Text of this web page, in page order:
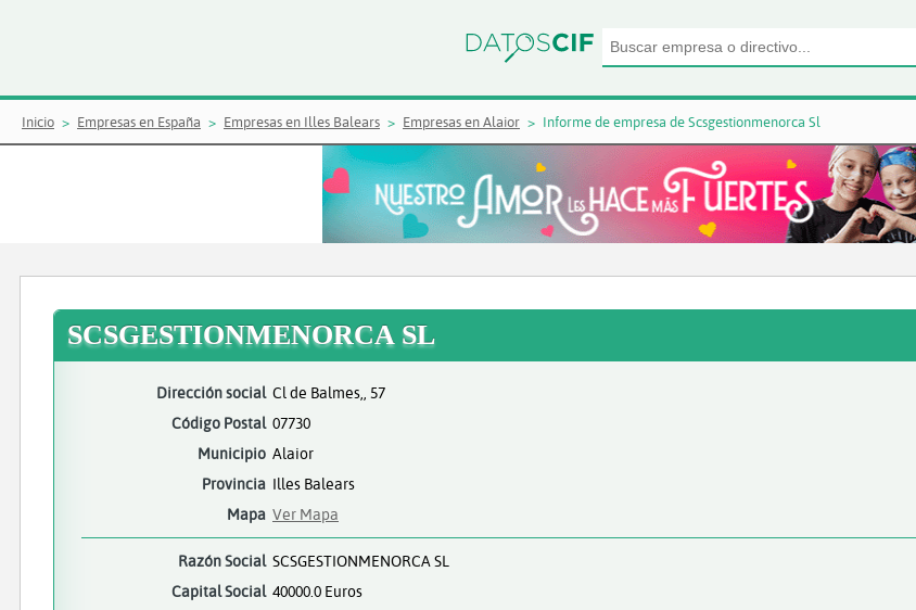
Inicio Empresas en España Empresas en Illes Balears Empresas en Alaior Informe de empresa de Scsgestionmenorca Sl
SCSGESTIONMENORCA SL
Dirección social Cl de Balmes,, 57
Código Postal 07730
Municipio Alaior
Provincia Illes Balears
Mapa Ver Mapa
Razón Social SCSGESTIONMENORCA SL
Capital Social 40000.0 Euros